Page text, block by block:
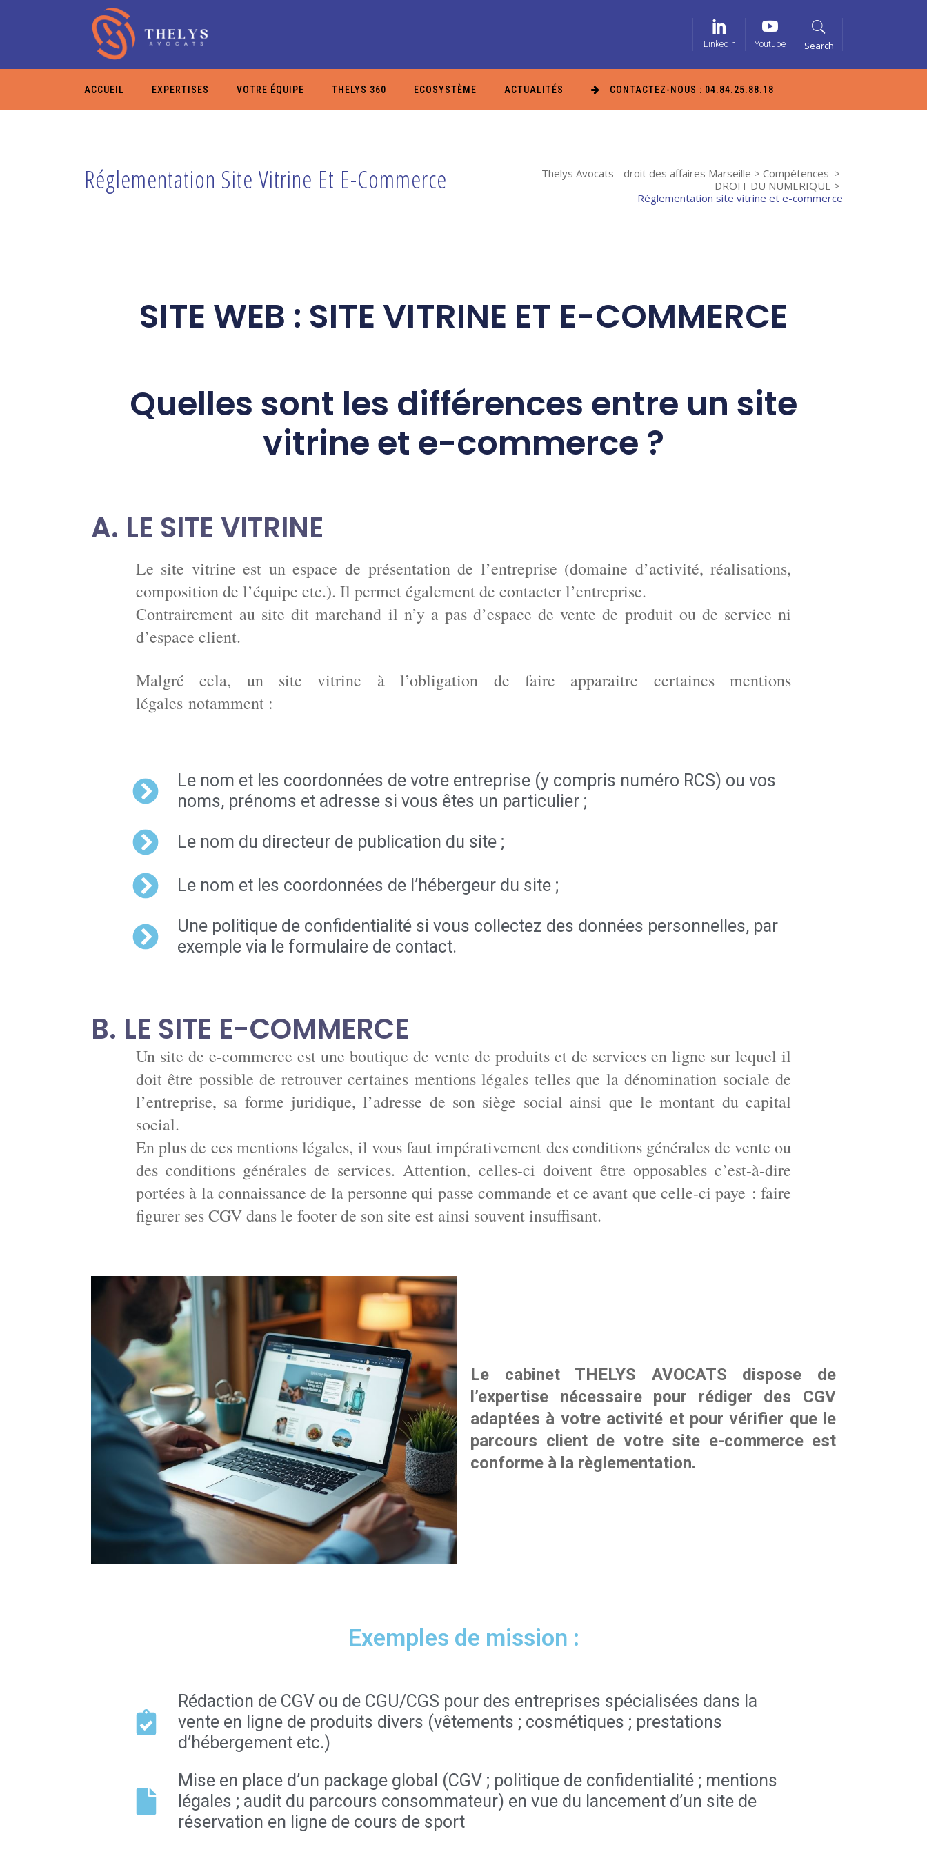
LinkedIn Youtube Search
ACCUEIL EXPERTISES VOTRE ÉQUIPE THELYS 360 ECOSYSTÈME ACTUALITÉS CONTACTEZ-NOUS : 04.84.25.88.18
Réglementation Site Vitrine Et E-Commerce Thelys Avocats - droit des affaires Marseille > Compétences >
DROIT DU NUMERIQUE >
Réglementation site vitrine et e-commerce
SITE WEB : SITE VITRINE ET E-COMMERCE
Quelles sont les différences entre un site
vitrine et e-commerce ?
A. LE SITE VITRINE
Le site vitrine est un espace de présentation de l’entreprise (domaine d’activité, réalisations,
composition de l’équipe etc.). Il permet également de contacter l’entreprise.
Contrairement au site dit marchand il n’y a pas d’espace de vente de produit ou de service ni
d’espace client.
Malgré cela, un site vitrine à l’obligation de faire apparaitre certaines mentions
légales notamment :
Le nom et les coordonnées de votre entreprise (y compris numéro RCS) ou vos
noms, prénoms et adresse si vous êtes un particulier ;
Le nom du directeur de publication du site ;
Le nom et les coordonnées de l’hébergeur du site ;
Une politique de confidentialité si vous collectez des données personnelles, par
exemple via le formulaire de contact.
B. LE SITE E-COMMERCE
Un site de e-commerce est une boutique de vente de produits et de services en ligne sur lequel il
doit être possible de retrouver certaines mentions légales telles que la dénomination sociale de
l’entreprise, sa forme juridique, l’adresse de son siège social ainsi que le montant du capital
social.
En plus de ces mentions légales, il vous faut impérativement des conditions générales de vente ou
des conditions générales de services. Attention, celles-ci doivent être opposables c’est-à-dire
portées à la connaissance de la personne qui passe commande et ce avant que celle-ci paye : faire
figurer ses CGV dans le footer de son site est ainsi souvent insuffisant.
Le cabinet THELYS AVOCATS dispose de
l’expertise nécessaire pour rédiger des CGV
adaptées à votre activité et pour vérifier que le
parcours client de votre site e-commerce est
conforme à la règlementation.
Exemples de mission :
Rédaction de CGV ou de CGU/CGS pour des entreprises spécialisées dans la
vente en ligne de produits divers (vêtements ; cosmétiques ; prestations
d’hébergement etc.)
Mise en place d’un package global (CGV ; politique de confidentialité ; mentions
légales ; audit du parcours consommateur) en vue du lancement d’un site de
réservation en ligne de cours de sport